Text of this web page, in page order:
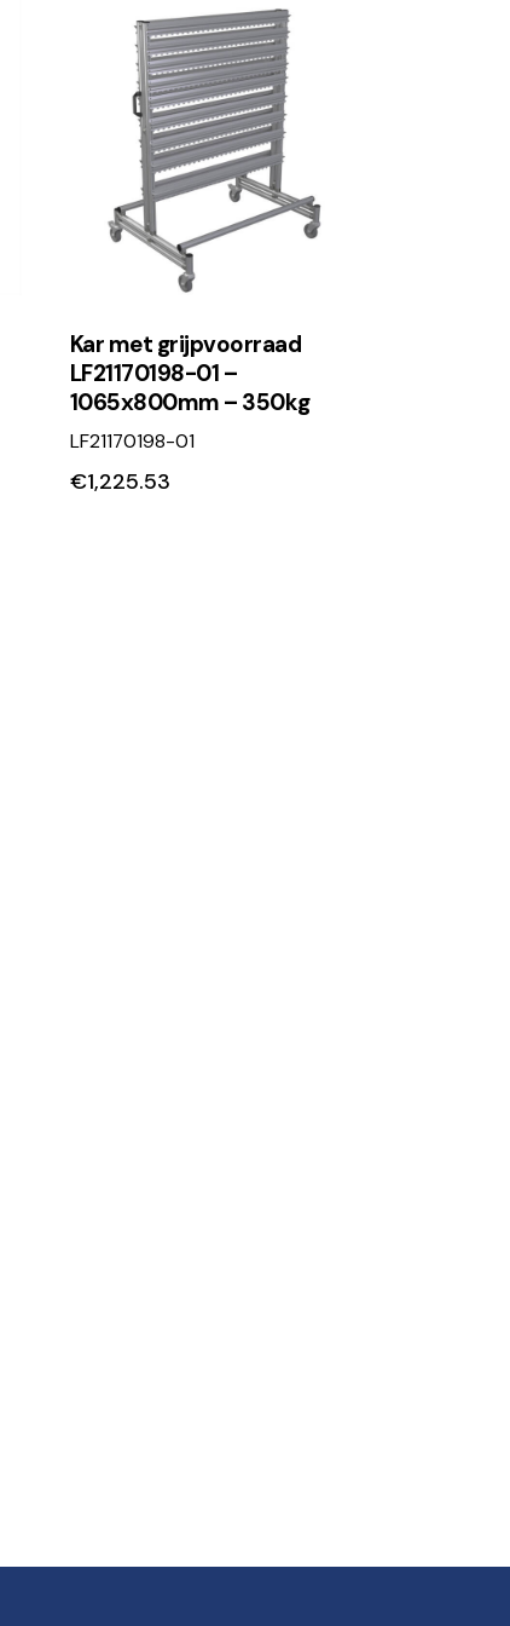
Kar met grijpvoorraad
LF21170198-01 –
1065x800mm – 350kg
LF21170198-01
€1,225.53